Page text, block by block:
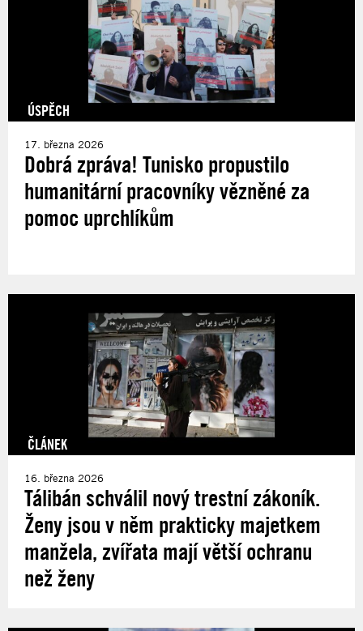
ÚSPĚCH
17. března 2026
Dobrá zpráva! Tunisko propustilo
humanitární pracovníky vězněné za
pomoc uprchlíkům
ČLÁNEK
16. března 2026
Tálibán schválil nový trestní zákoník.
Ženy jsou v něm prakticky majetkem
manžela, zvířata mají větší ochranu
než ženy